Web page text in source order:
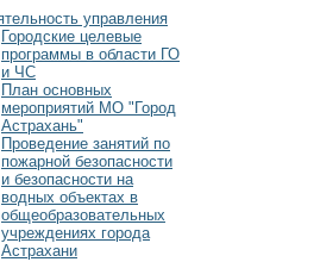
управления
Городские целевые
программы в области ГО
и ЧС
План основных
мероприятий МО "Город
Астрахань"
Проведение занятий по
пожарной безопасности
и безопасности на
водных объектах в
общеобразовательных
учреждениях города
Астрахани